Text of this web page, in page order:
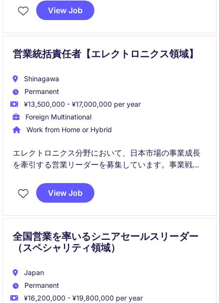
ンでは、東京を拠点に、ブランド成長と市場シェア拡
大に貢献していただきます。
View Job
営業統括責任者【エレクトロニクス領域】
Shinagawa
Permanent
¥13,500,000 - ¥17,000,000 per year
Foreign Multinational
Work from Home or Hybrid
エレクトロニクス分野において、日本市場の事業成長
を牽引する営業リーダーを募集しています。事業戦略
い、国内外の関係部門と連携しながら中長期的な成長
を実現していただきます。
View Job
全国営業を率いるシニアセールスリーダー
（スペシャリティ領域）
Japan
Permanent
¥16,200,000 - ¥19,800,000 per year